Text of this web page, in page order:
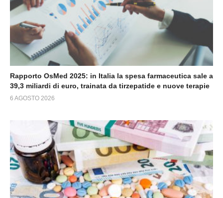
Rapporto OsMed 2025: in Italia la spesa farmaceutica sale a
39,3 miliardi di euro, trainata da tirzepatide e nuove terapie
6 AGOSTO 2026